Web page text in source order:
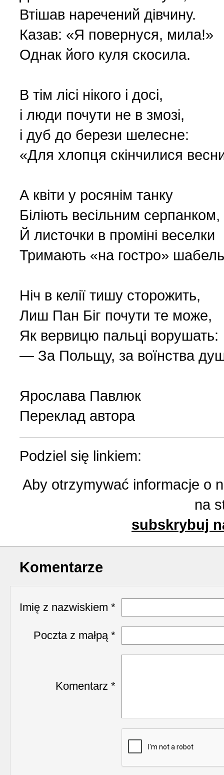
Українська сторінка
Втішав наречений дівчину.
Казав: «Я повернуся, мила!»
Однак його куля скосила.
В тім лісі нікого і досі,
і люди почути не в змозі,
і дуб до берези шелесне:
«Для хлопця скінчилися
А квіти у росянім танку
Біліють весільним серпанком,
Й листочки в проміні веселки
Тримають «на гостро»
Ніч в келії тишу сторожить,
Лиш Пан Біг почути те може,
Як вервицю пальці ворушать:
— За Польщу, за воїнства
Ярослава Павлюк
Переклад автора
Podziel się linkiem:
Aby otrzymywać informacje o
na
subskrybuj
Komentarze
Imię z nazwiskiem *
Poczta z małpą *
Komentarz *